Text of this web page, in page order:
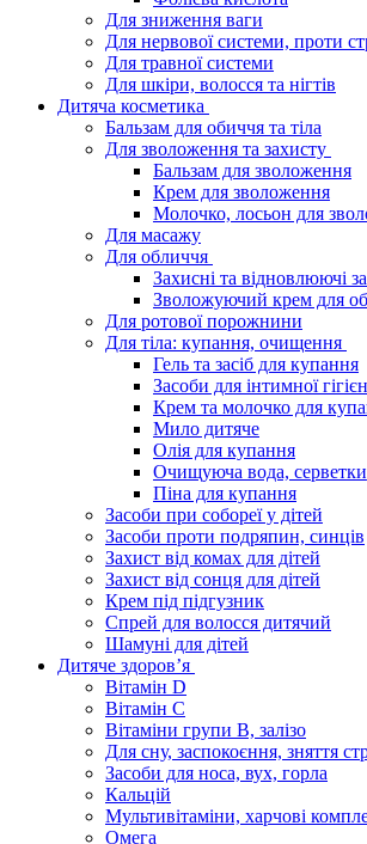
Для зниження ваги
Для нервової системи, проти
Для травної системи
Для шкіри, волосся та нігтів
Дитяча косметика
Бальзам для обиччя та тіла
Для зволоження та захисту
Бальзам для зволоження
Крем для зволоження
Молочко, лосьон для
Для масажу
Для обличчя
Захисні та відновлюючі
Зволожуючий крем для
Для ротової порожнини
Для тіла: купання, очищення
Гель та засіб для купання
Засоби для інтимної
Крем та молочко для
Мило дитяче
Олія для купання
Очищуюча вода, серветки
Піна для купання
Засоби при собореї у дітей
Засоби проти подряпин, синців
Захист від комах для дітей
Захист від сонця для дітей
Крем під підгузник
Спрей для волосся дитячий
Шамуні для дітей
Дитяче здоров’я
Вітамін D
Вітамін С
Вітаміни групи В, залізо
Для сну, заспокоєння, зняття
Засоби для носа, вух, горла
Кальцій
Мультивітаміни, харчові
Омега